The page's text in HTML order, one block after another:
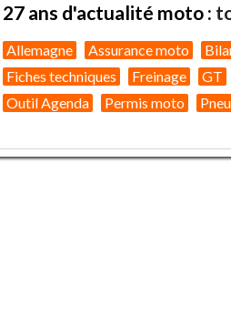
27 ans d'actualité moto :
Allemagne Assurance moto
Fiches techniques
Freinage GT
Outil Agenda
Permis moto